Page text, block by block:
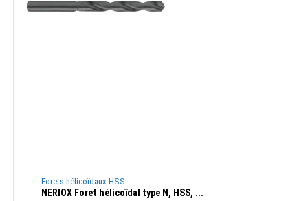
Forets hélicoïdaux HSS
NERIOX Foret hélicoïdal type N, HSS, ...